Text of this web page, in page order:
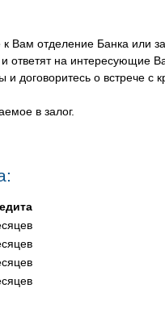
отделение Банка или
ответят на интересующие
договоритесь о встрече с
в залог.